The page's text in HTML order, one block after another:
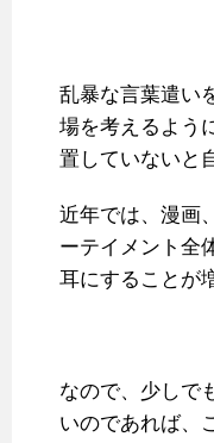
乱暴な言葉遣い
場を考えるよう
置していないと
近年では、漫画
ーテイメント全
耳にすることが
なので、少しで
いのであれば、